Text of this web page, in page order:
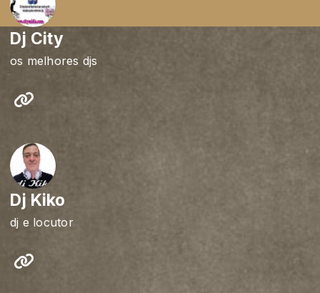
Dj City
os melhores djs
Dj Kiko
dj e locutor